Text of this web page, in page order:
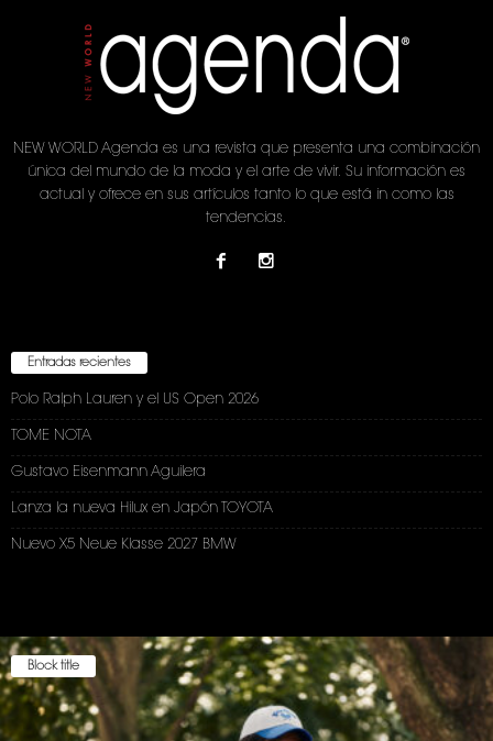
NEW WORLD Agenda es una revista que presenta una combinación
única del mundo de la moda y el arte de vivir. Su información es
actual y ofrece en sus artículos tanto lo que está in como las
tendencias.
Entradas recientes
Polo Ralph Lauren y el US Open 2026
TOME NOTA
Gustavo Eisenmann Aguilera
Lanza la nueva Hilux en Japón TOYOTA
Nuevo X5 Neue Klasse 2027 BMW
Block title